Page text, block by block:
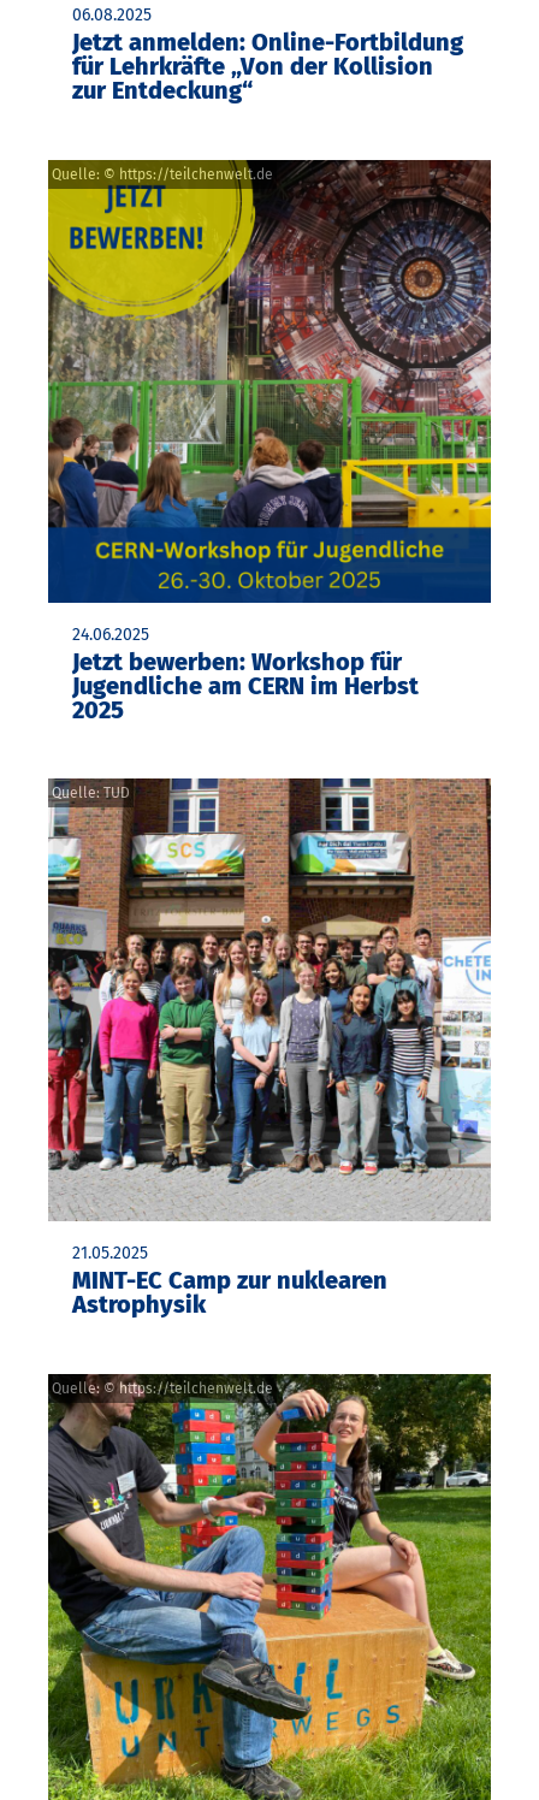
06.08.2025
Jetzt anmelden: Online-Fortbildung
für Lehrkräfte „Von der Kollision
zur Entdeckung“
Quelle: © https://teilchenwelt.de
24.06.2025
Jetzt bewerben: Workshop für
Jugendliche am CERN im Herbst
2025
Quelle: TUD
21.05.2025
MINT-EC Camp zur nuklearen
Astrophysik
Quelle: © https://teilchenwelt.de